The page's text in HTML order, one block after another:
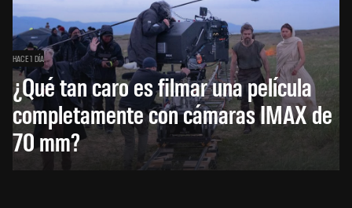
HACE 1 DÍA
¿Qué tan caro es filmar una película
completamente con cámaras IMAX de
70 mm?